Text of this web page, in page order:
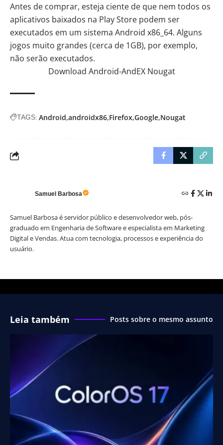
Antes de comprar, esteja ciente de que nem todos os
aplicativos baixados na Play Store podem ser
executados em um sistema Android x86_64. Alguns
jogos muito grandes (cerca de 1GB), por exemplo,
não serão executados.
Download Android-AndEX Nougat
TAGS: Android androidx86 Firefox Google Nougat
Samuel Barbosa
Samuel Barbosa é servidor público e desenvolvedor web, pós-
graduado em Engenharia de Software e especialista em Marketing
Digital e Vendas. Atua com tecnologia, processos e experiência do
usuário.
Leia também Posts sobre o mesmo assunto